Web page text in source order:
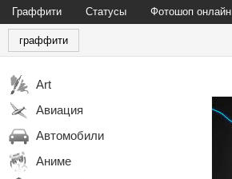
Граффити Статусы Фотошоп онлайн
граффити
Art
Авиация
Автомобили
Аниме